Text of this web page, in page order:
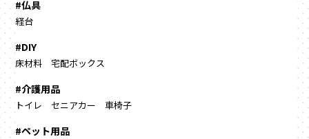
#仏具
経台
#DIY
床材料 宅配ボックス
#介護用品
トイレ セニアカー 車椅子
#ペット用品